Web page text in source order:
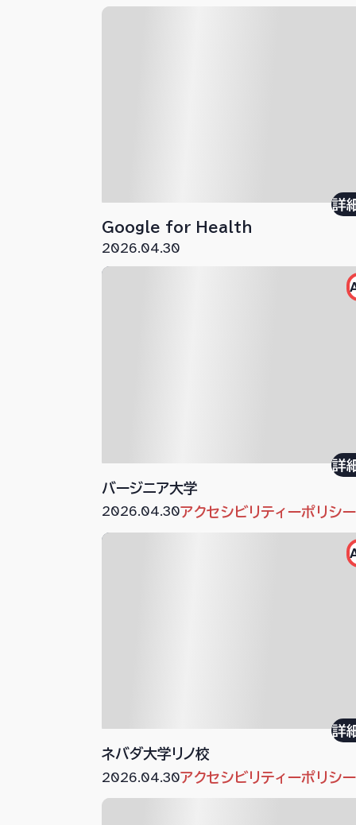
Google for Health
詳
2026.04.30
バージニア大学
詳
2026.04.30アクセシビリティーポリシー
ネバダ大学リノ校
詳
2026.04.30アクセシビリティーポリシー